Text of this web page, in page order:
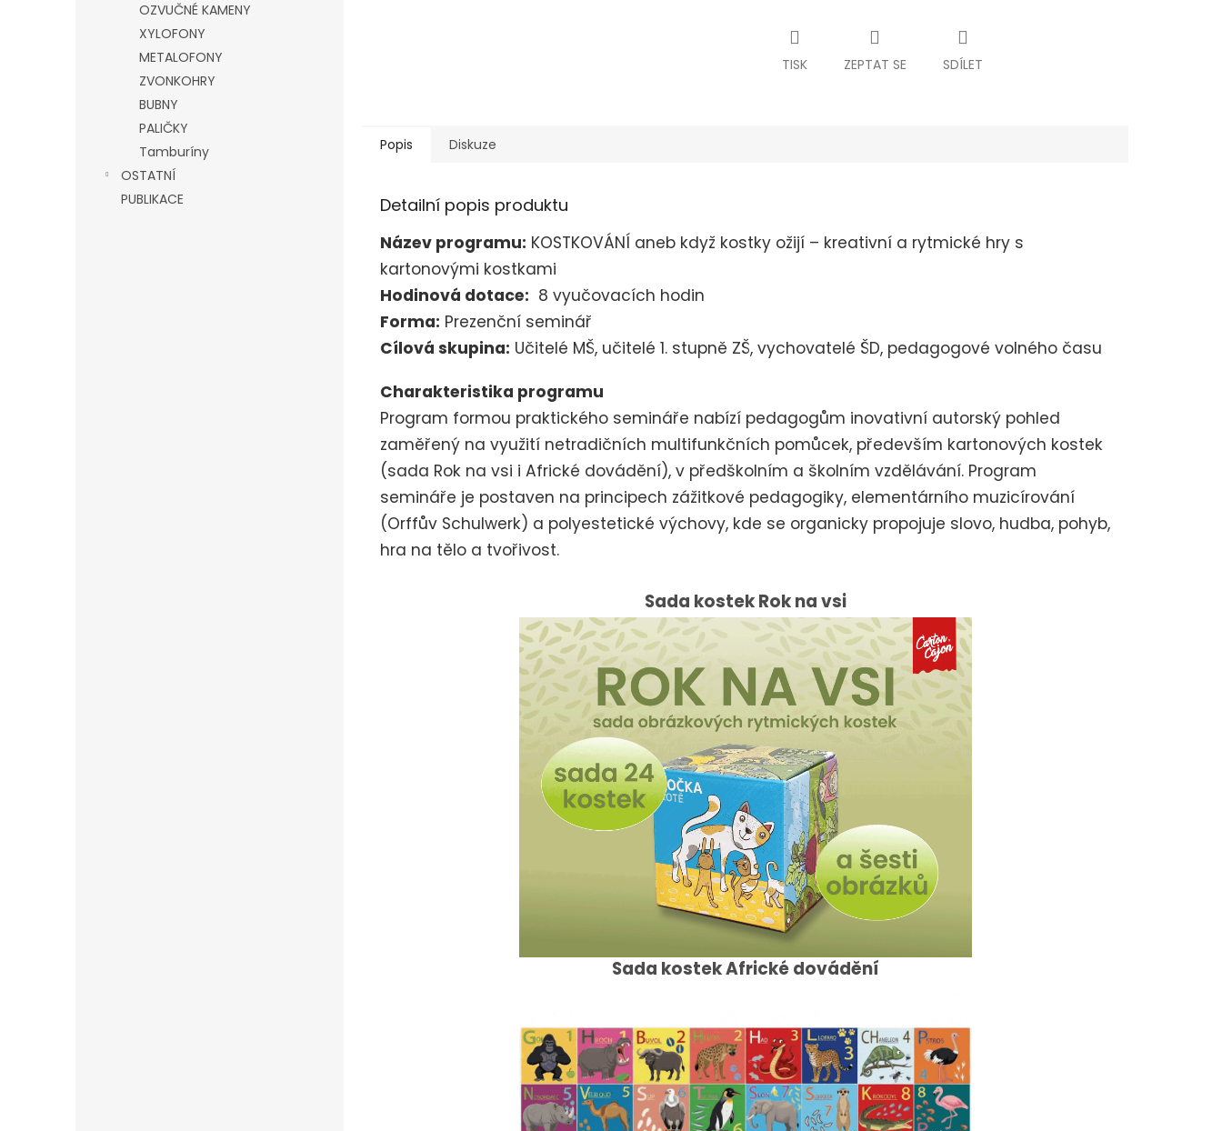
OZVUČNÉ KAMENY
XYLOFONY
METALOFONY
ZVONKOHRY
BUBNY
PALIČKY
Tamburíny
OSTATNÍ
PUBLIKACE
TISK ZEPTAT SE SDÍLET
Popis Diskuze
Detailní popis produktu
Název programu: KOSTKOVÁNÍ aneb když kostky ožijí – kreativní a rytmické hry s
kartonovými kostkami
Hodinová dotace: 8 vyučovacích hodin
Forma: Prezenční seminář
Cílová skupina: Učitelé MŠ, učitelé 1. stupně ZŠ, vychovatelé ŠD, pedagogové volného času
Charakteristika programu
Program formou praktického semináře nabízí pedagogům inovativní autorský pohled
zaměřený na využití netradičních multifunkčních pomůcek, především kartonových kostek
(sada Rok na vsi i Africké dovádění), v předškolním a školním vzdělávání. Program
semináře je postaven na principech zážitkové pedagogiky, elementárního muzicírování
(Orffův Schulwerk) a polyestetické výchovy, kde se organicky propojuje slovo, hudba, pohyb,
hra na tělo a tvořivost.
Sada kostek Rok na vsi
Sada kostek Africké dovádění